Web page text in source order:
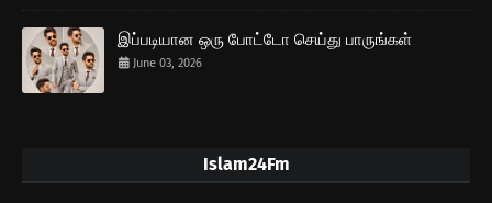
இப்படியான ஒரு போட்டோ செய்து பாருங்கள்
June 03, 2026
Islam24Fm